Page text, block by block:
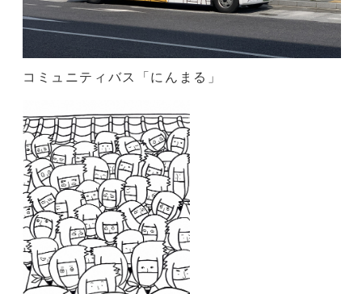
コミュニティバス「にんまる」